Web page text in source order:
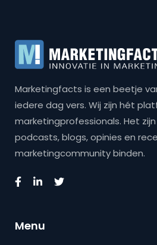
Marketingfacts is een beetje
iedere dag vers. Wij zijn hét
marketingprofessionals. Het
podcasts, blogs, opinies en
marketingcommunity binden.
Menu